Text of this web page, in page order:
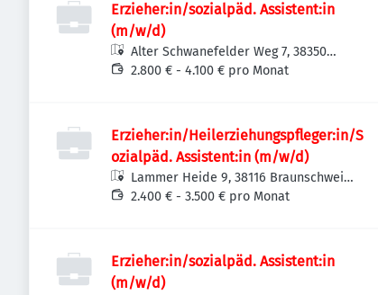
Erzieher:in/sozialpäd. Assistent:in
(m/w/d)
Alter Schwanefelder Weg 7, 38350
Helmstedt, Deutschland
2.800 € - 4.100 € pro Monat
Erzieher:in/Heilerziehungspfleger:in/S
ozialpäd. Assistent:in (m/w/d)
Lammer Heide 9, 38116 Braunschweig,
Deutschland
2.400 € - 3.500 € pro Monat
Erzieher:in/sozialpäd. Assistent:in
(m/w/d)